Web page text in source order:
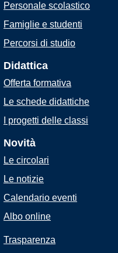
Personale scolastico
Famiglie e studenti
Percorsi di studio
Didattica
Offerta formativa
Le schede didattiche
I progetti delle classi
Novità
Le circolari
Le notizie
Calendario eventi
Albo online
Trasparenza